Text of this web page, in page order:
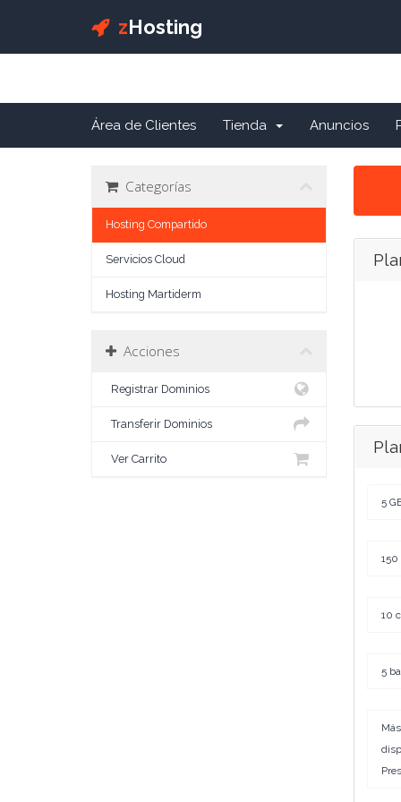
zHosting
Área de Clientes Tienda Anuncios
Categorías
Hosting Compartido
Servicios Cloud
Hosting Martiderm
Acciones
Registrar Dominios
Transferir Dominios
Ver Carrito
5
150
10
5